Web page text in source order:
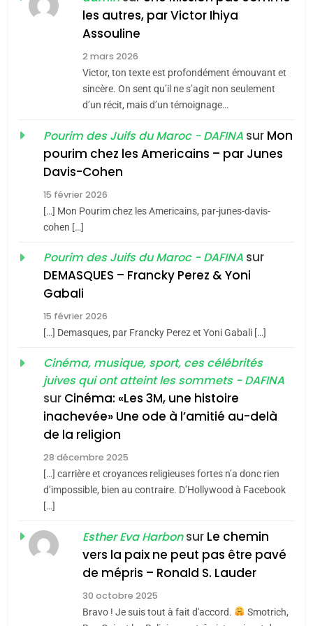
JUDAISME
Maroc : Les amandes de
Tafraout, le miel de Tadla
Azilal consacrés produits
du terroir
Oeil ravageur – Vanessa
CINEMA ISRAÉL
«Tu dis génocide, je dis
guerre»: La nouvelle
Tout sur la Nostalgie
SOUVENIRS
l’alliance pourrait
s’étendre à 13 pays
ISRAÉL JUDAISME
2025, l’année la plus
meurtrière selon le
rapport d’ADL contre
l’antisémitisme
FRANCE ISRAÉL
les autres, par Victor Ihiya
Assouline
2 mars 2026
Victor, ton texte est profondément émouvant et
sincère. On sent qu’il ne s’agit non seulement
d’un récit, mais d’un témoignage…
Pourim des Juifs du Maroc - DAFINA sur Mon
pourim chez les Americains – par Junes
Davis-Cohen
15 février 2026
[…] Mon Pourim chez les Americains, par-junes-davis-
cohen […]
Pourim des Juifs du Maroc - DAFINA sur
DEMASQUES – Francky Perez & Yoni
Gabali
15 février 2026
[…] Demasques, par Francky Perez et Yoni Gabali […]
Cinéma, musique, sport, ces célébrités
juives qui ont atteint les sommets - DAFINA
sur Cinéma: «Les 3M, une histoire
inachevée» Une ode à l’amitié au-delà
de la religion
28 décembre 2025
[…] carrière et croyances religieuses fortes n’a donc rien
d’impossible, bien au contraire. D’Hollywood à Facebook
[…]
Esther Eva Harbonsur Le chemin
vers la paix ne peut pas être pavé
de mépris – Ronald S. Lauder
30 octobre 2025
Bravo ! Je suis tout à fait d'accord.
Smotrich,
meurtrière selon le rapport
d’ADL contre
ISRAÉL
FIÈRE, DIGNE ET RÉSILIENTE :
POURQUOI JE REVENDIQUE
MA JUDAÏTE par Thérèse
Zrihen-Dvir
ISRAÉL JUDAISME
CE QUI NOUS MANQUE –
JUDAISME
Tafraout, le miel de Tadla
Azilal consacrés produits
du terroir
DAFINA MAROC
Oeil ravageur – Vanessa De